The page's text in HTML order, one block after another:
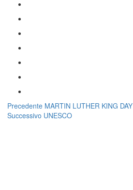
Navigazione
articoli
Precedente Articolo
precedente:
MARTIN LUTHER KING DAY
Successivo Articolo
UNESCO